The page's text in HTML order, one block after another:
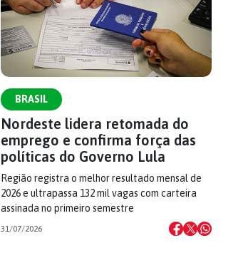
BRASIL
Nordeste lidera retomada do
emprego e confirma força das
políticas do Governo Lula
Região registra o melhor resultado mensal de
2026 e ultrapassa 132 mil vagas com carteira
assinada no primeiro semestre
31/07/2026